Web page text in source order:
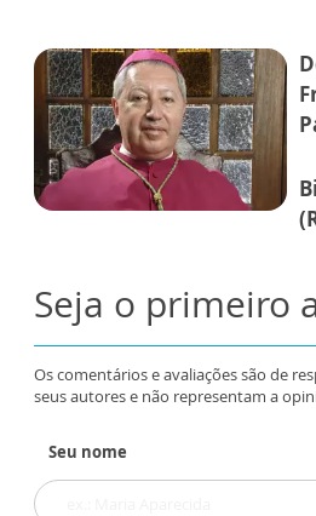
Seja o primeiro
Os comentários e avaliações são de
seus autores e não representam a
Seu nome